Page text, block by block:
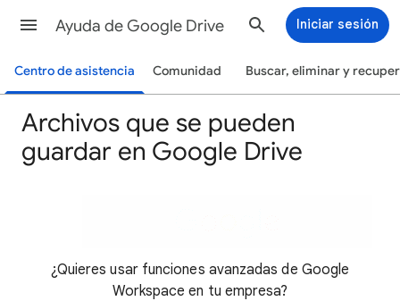
Ayuda de Google Drive Iniciar sesión
Centro de asistencia Comunidad Buscar, eliminar y
Archivos que se pueden
guardar en Google Drive
¿Quieres usar funciones avanzadas de Google
Workspace en tu empresa?